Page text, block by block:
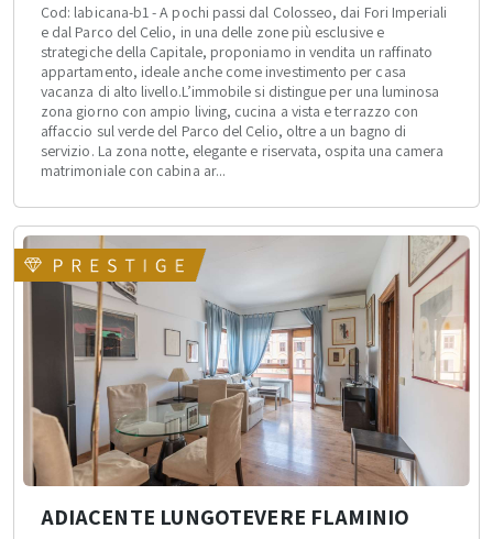
Cod: labicana-b1 - A pochi passi dal Colosseo, dai Fori Imperiali
e dal Parco del Celio, in una delle zone più esclusive e
strategiche della Capitale, proponiamo in vendita un raffinato
appartamento, ideale anche come investimento per casa
vacanza di alto livello.L’immobile si distingue per una luminosa
zona giorno con ampio living, cucina a vista e terrazzo con
affaccio sul verde del Parco del Celio, oltre a un bagno di
servizio. La zona notte, elegante e riservata, ospita una camera
matrimoniale con cabina ar...
ADIACENTE LUNGOTEVERE FLAMINIO